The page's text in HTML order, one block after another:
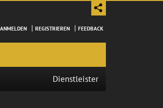
ANMELDEN | REGISTRIEREN | FEEDBACK
Dienstleister